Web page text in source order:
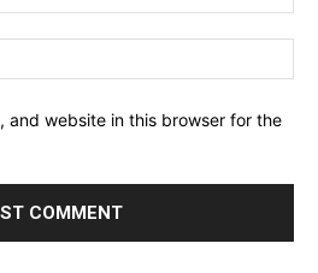
and website in this browser for the